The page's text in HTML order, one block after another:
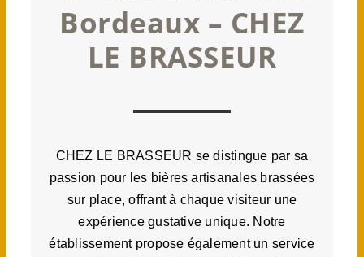
Bordeaux – CHEZ
LE BRASSEUR
CHEZ LE BRASSEUR se distingue par sa
passion pour les bières artisanales brassées
sur place, offrant à chaque visiteur une
expérience gustative unique. Notre
établissement propose également un service